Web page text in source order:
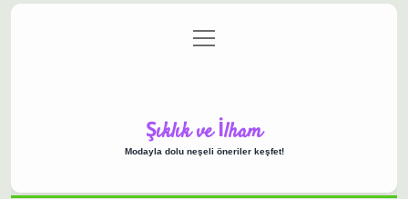
Gizlilik Politikası
menüyü
aç
Şıklık ve İlham
Modayla dolu neşeli öneriler keşfet!